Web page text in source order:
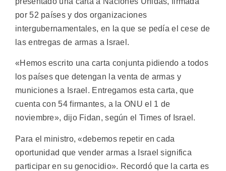
por 52 países y dos organizaciones
intergubernamentales, en la que se pedía el cese de
las entregas de armas a Israel.
«Hemos escrito una carta conjunta pidiendo a todos
los países que detengan la venta de armas y
municiones a Israel. Entregamos esta carta, que
cuenta con 54 firmantes, a la ONU el 1 de
noviembre», dijo Fidan, según el Times of Israel.
Para el ministro, «debemos repetir en cada
oportunidad que vender armas a Israel significa
participar en su genocidio». Recordó que la carta es